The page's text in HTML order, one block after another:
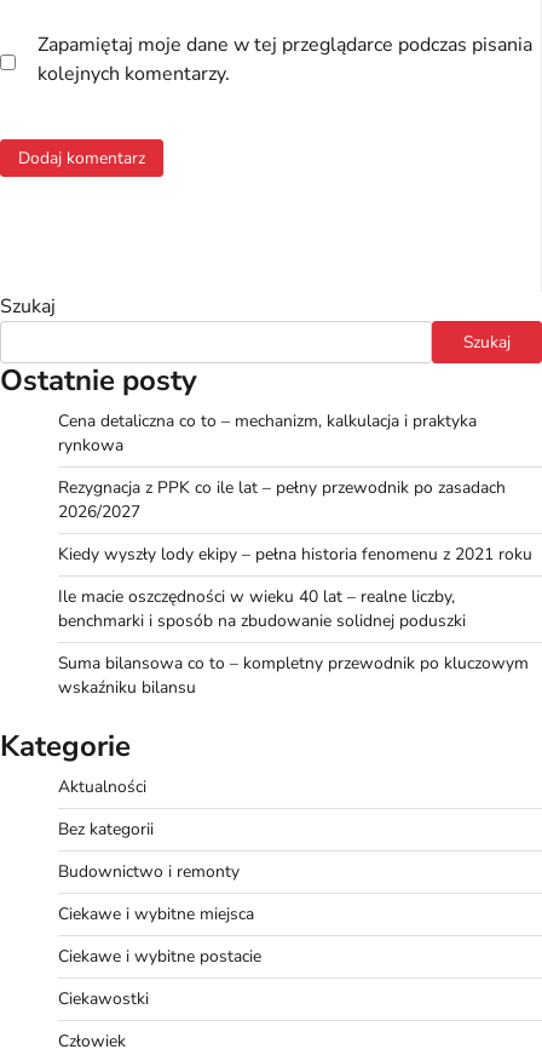
Zapamiętaj moje dane w tej przeglądarce podczas pisania
kolejnych komentarzy.
Szukaj
Szukaj
Ostatnie posty
Cena detaliczna co to – mechanizm, kalkulacja i praktyka
rynkowa
Rezygnacja z PPK co ile lat – pełny przewodnik po zasadach
2026/2027
Kiedy wyszły lody ekipy – pełna historia fenomenu z 2021 roku
Ile macie oszczędności w wieku 40 lat – realne liczby,
benchmarki i sposób na zbudowanie solidnej poduszki
Suma bilansowa co to – kompletny przewodnik po kluczowym
wskaźniku bilansu
Kategorie
Aktualności
Bez kategorii
Budownictwo i remonty
Ciekawe i wybitne miejsca
Ciekawe i wybitne postacie
Ciekawostki
Człowiek